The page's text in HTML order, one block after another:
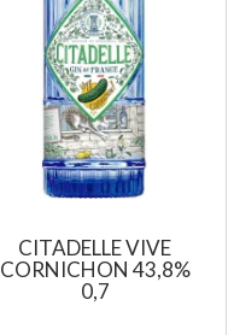
CITADELLE VIVE
CORNICHON 43,8%
0,7